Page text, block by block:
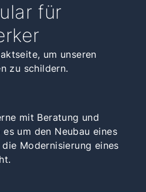
für
um unseren
zu schildern.
mit Beratung und
um den Neubau eines
Modernisierung eines